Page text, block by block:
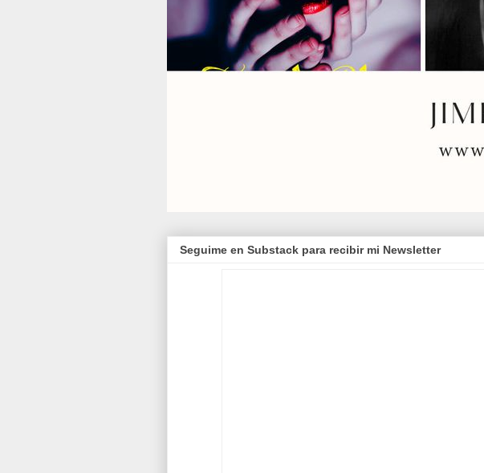
Seguime en Substack para recibir mi Newsletter